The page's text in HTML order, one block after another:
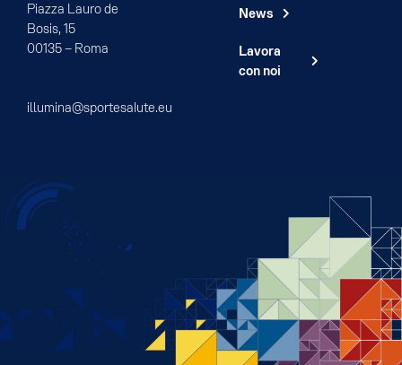
Piazza Lauro de
Bosis, 15
00135 – Roma
illumina@sportesalute.eu
News
Lavora
con noi